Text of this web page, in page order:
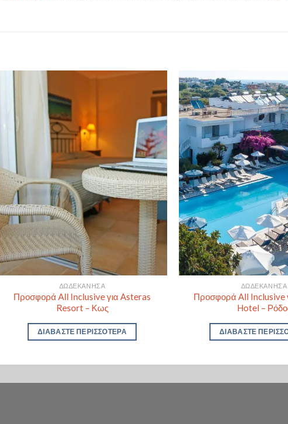
ΔΩΔΕΚΆΝΗΣΑ
Προσφορά All Inclusive για Asteras
Resort – Κως
ΔΙΑΒΆΣΤΕ ΠΕΡΙΣΣΌΤΕΡΑ
ΔΩΔΕΚΆΝΗΣΑ
Προσφορά All Inclusive
Hotel –
ΔΙΑΒΆΣΤΕ